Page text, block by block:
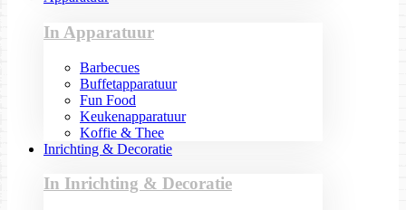
In Apparatuur
Barbecues
Buffetapparatuur
Fun Food
Keukenapparatuur
Koffie & Thee
Inrichting & Decoratie
In Inrichting & Decoratie